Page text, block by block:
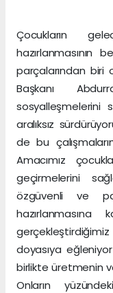
Çocukların
hazırlanmasının
parçalarından biri
Başkanı
sosyalleşmelerini
aralıksız
de bu
Amacımız
geçirmelerini
özgüvenli ve
hazırlanmasına
doyasıya
birlikte üretmenin
Onların